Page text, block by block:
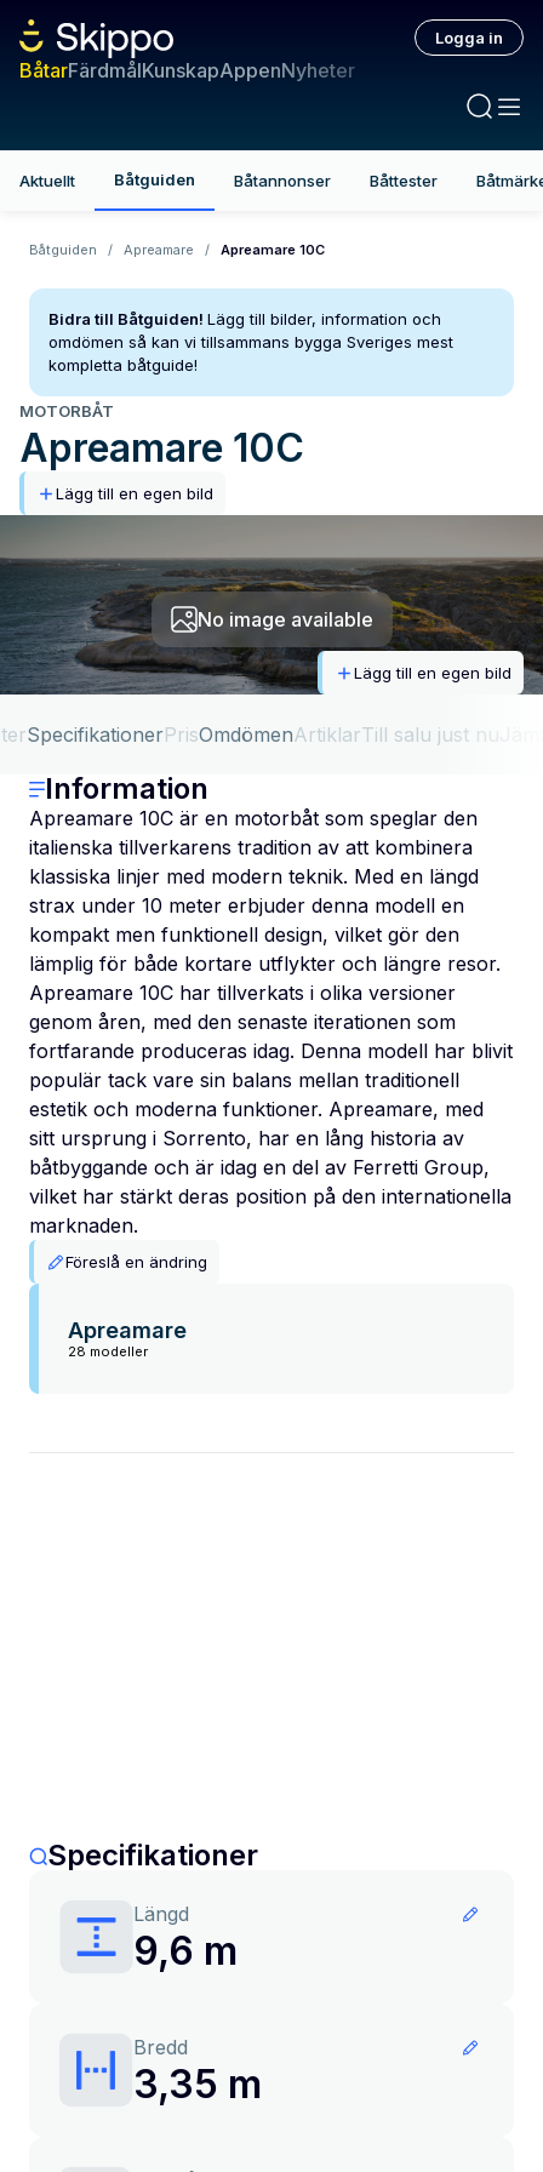
BåtarFärdmålKunskapAppenNyheter
Logga in
Aktuellt Båtguiden Båtannonser Båttester
Båtguiden / Apreamare / Apreamare 10C
Bidra till Båtguiden! Lägg till bilder, information och
omdömen så kan vi tillsammans bygga Sveriges mest
kompletta båtguide!
MOTORBÅT
Apreamare 10C
Lägg till en egen bild
No image available
Lägg till en egen bild
SpecifikationerPrisOmdömenArtiklarTill salu just nu
Information
Apreamare 10C är en motorbåt som speglar den
italienska tillverkarens tradition av att kombinera
klassiska linjer med modern teknik. Med en längd
strax under 10 meter erbjuder denna modell en
kompakt men funktionell design, vilket gör den
lämplig för både kortare utflykter och längre resor.
Apreamare 10C har tillverkats i olika versioner
genom åren, med den senaste iterationen som
fortfarande produceras idag. Denna modell har blivit
populär tack vare sin balans mellan traditionell
estetik och moderna funktioner. Apreamare, med
sitt ursprung i Sorrento, har en lång historia av
båtbyggande och är idag en del av Ferretti Group,
vilket har stärkt deras position på den internationella
marknaden.
Föreslå en ändring
Apreamare
28 modeller
Specifikationer
Längd
9,6 m
Bredd
3,35 m